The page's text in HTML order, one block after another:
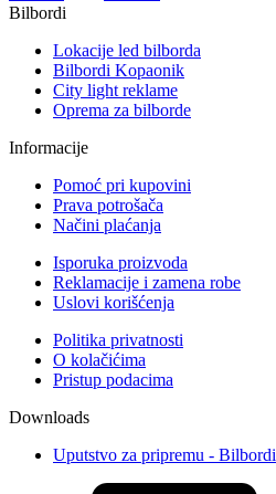
Bilbordi
Lokacije led bilborda
Bilbordi Kopaonik
City light reklame
Oprema za bilborde
Informacije
Pomoć pri kupovini
Prava potrošača
Načini plaćanja
Isporuka proizvoda
Reklamacije i zamena robe
Uslovi korišćenja
Politika privatnosti
O kolačićima
Pristup podacima
Downloads
Uputstvo za pripremu - Bilbordi